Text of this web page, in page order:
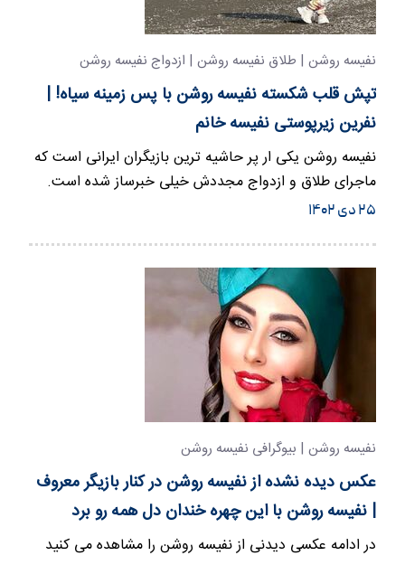
نفیسه روشن | طلاق نفیسه روشن | ازدواج نفیسه روشن
تپش قلب شکسته نفیسه روشن با پس زمینه سیاه! |
نفرین زیرپوستی نفیسه خانم
نفیسه روشن یکی ار پر حاشیه ترین بازیگران ایرانی است که
ماجرای طلاق و ازدواج مجددش خیلی خبرساز شده است.
۲۵ دی ۱۴۰۲
نفیسه روشن | بیوگرافی نفیسه روشن
عکس دیده نشده از نفیسه روشن در کنار بازیگر معروف
| نفیسه روشن با این چهره خندان دل همه رو برد
در ادامه عکسی دیدنی از نفیسه روشن را مشاهده می کنید